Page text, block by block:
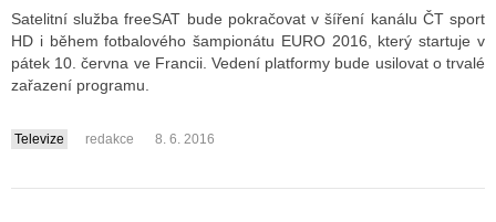
STÁT BLOGEREM
BLOGERA
Satelitní služba freeSAT bude pokračovat v šíření kanálu ČT sport
HD i během fotbalového šampionátu EURO 2016, který startuje v
pátek 10. června ve Francii. Vedení platformy bude usilovat o trvalé
zařazení programu.
....
Televize redakce 8. 6. 2016